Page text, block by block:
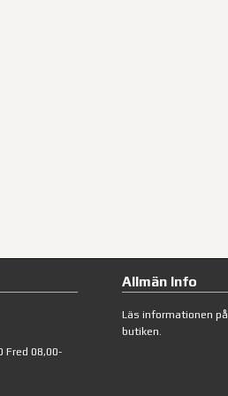
Fred 08,00-
Allmän Info
Läs informationen på
butiken.